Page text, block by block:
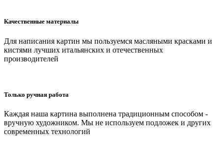
Качественные материалы
Для написания картин мы пользуемся масляными красками и
кистями лучших итальянских и отечественных
производителей
Только ручная работа
Каждая наша картина выполнена традиционным способом -
вручную художником. Мы не используем подложек и других
современных технологий